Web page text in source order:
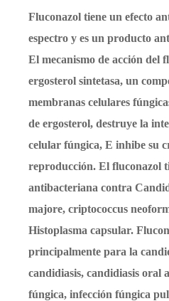
Fluconazol tiene un efecto
espectro y es un producto
El mecanismo de acción del
ergosterol sintetasa, un
membranas celulares
de ergosterol, destruye la
celular fúngica, E inhibe su
reproducción. El fluconazol
antibacteriana contra
majore, criptococcus
Histoplasma capsular.
principalmente para la
candidiasis, candidiasis oral
fúngica, infección fúngica